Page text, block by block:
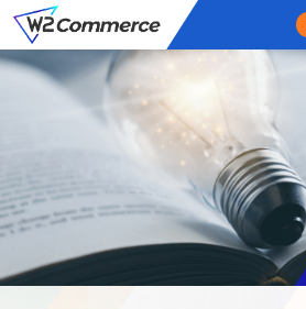
サービス
PRICE
料金
FEATURE